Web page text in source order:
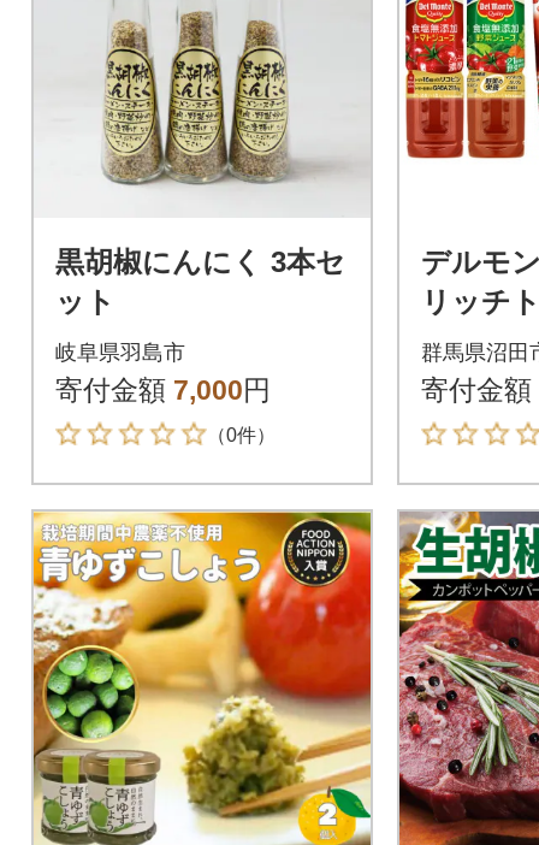
黒胡椒にんにく 3本セ
ット
岐阜県羽島市
寄付金額 7,000円
（0件）
デルモ
リッチ
ップ 2
加野菜/
ス 各1本
群馬県沼田
寄付金額